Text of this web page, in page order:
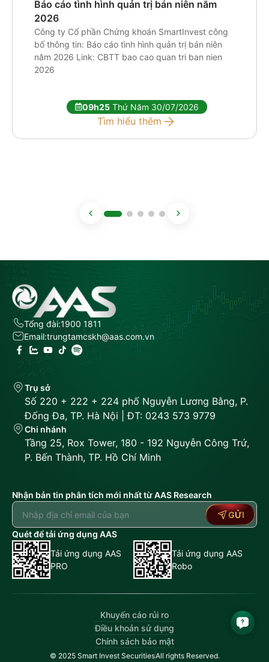
Báo cáo tình hình quản trị bán niên năm
2026
Công ty Cổ phần Chứng khoán SmartInvest công
bố thông tin: Báo cáo tình hình quản trị bán niên
năm 2026 Link: CBTT bao cao quan tri ban nien
2026
09h25 Thứ Năm 30/07/2026
Tìm hiểu thêm
Tổng đài:1900 1811
Email:trungtamcskh@aas.com.vn
Trụ sở
Số 220 + 222 + 224 phố Nguyễn Lương Bằng, P.
Đống Đa, TP. Hà Nội | ĐT: 0243 573 9779
Chi nhánh
Tầng 25, Rox Tower, 180 - 192 Nguyễn Công Trứ,
P. Bến Thành, TP. Hồ Chí Minh
Nhận bản tin phân tích mới nhất từ AAS Research
GỬI
Quét để tải ứng dụng AAS
Tải ứng dụng AAS
PRO
Tải ứng dụng AAS
Robo
Khuyến cáo rủi ro
Điều khoản sử dụng
Chính sách bảo mật
© 2025 Smart Invest SecuritiesAll rights Reserved.